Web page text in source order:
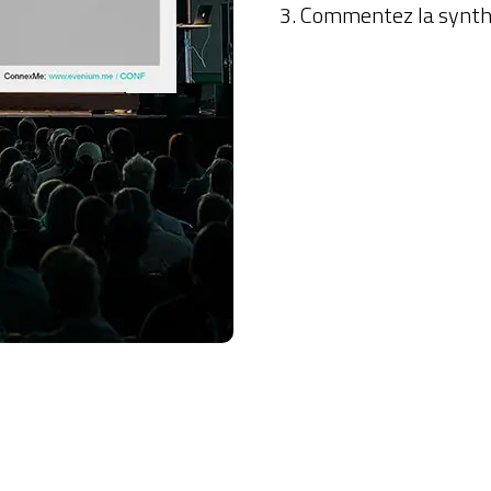
Commentez la